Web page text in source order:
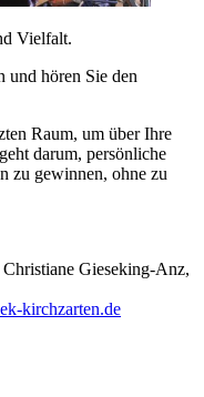
Vielfalt.
und hören Sie den
Raum, um über Ihre
darum, persönliche
zu gewinnen, ohne zu
Gieseking-Anz,
kirchzarten.de